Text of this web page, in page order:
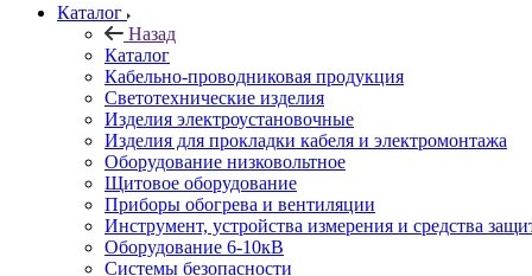
Каталог
Назад
Каталог
Кабельно-проводниковая продукция
Светотехнические изделия
Изделия электроустановочные
Изделия для прокладки кабеля и электромонтажа
Оборудование низковольтное
Щитовое оборудование
Приборы обогрева и вентиляции
Инструмент, устройства измерения и средства
Оборудование 6-10кВ
Системы безопасности